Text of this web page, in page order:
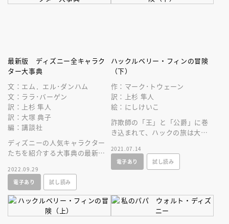
最新版 ディズニー全キャラク
ター大事典
文：エム．エル･ダンハム
文：ララ･バーゲン
訳：上杉 隼人
訳：大塚 典子
編：講談社
ディズニーの人気キャラクター
たちを紹介する大事典の最新
れば、映画鑑賞がもっと楽しく
なります！
2022.09.29
電子あり
試し読み
ハックルベリー・フィンの冒険
（下）
作：マーク･トウェーン
訳：上杉 隼人
絵：にしけいこ
詐欺師の「王」と「公爵」に巻
き込まれて、ハックの旅は大ピ
の旅は、いよいよクライマック
スへ！
2021.07.14
電子あり
試し読み